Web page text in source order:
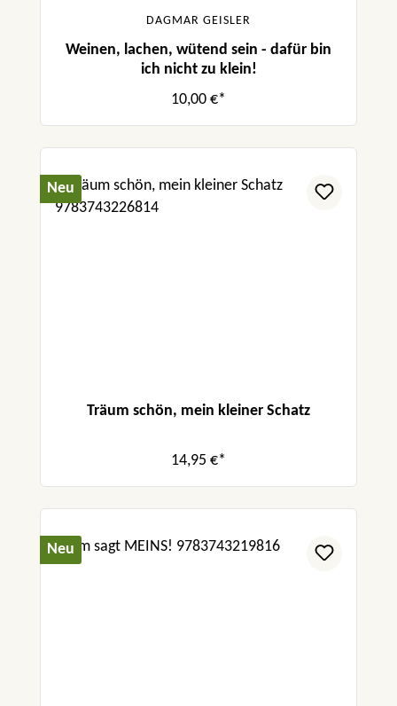
DAGMAR GEISLER
Weinen, lachen, wütend sein - dafür bin
ich nicht zu klein!
10,00 €*
Neu
Träum schön, mein kleiner Schatz
14,95 €*
Neu